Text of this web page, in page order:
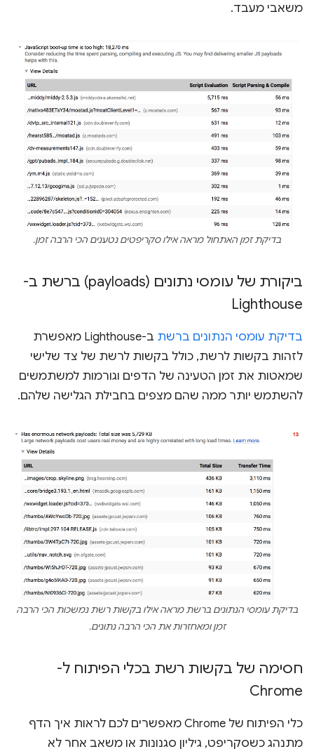
משאבי מעבד.
בדיקת זמן האתחול מראה אילו סקריפטים נטענים הכי הרבה זמן.
ביקורת של עומסי נתונים (payloads) ברשת ב-
Lighthouse
בדיקת עומסי הנתונים ברשת
ב-Lighthouse מאפשרת
לזהות בקשות לרשת, כולל בקשות לרשת של צד שלישי
שמאטות את זמן הטעינה של הדפים וגורמות למשתמשים
להשתמש יותר ממה שהם מצפים בחבילת הגלישה שלהם.
בדיקת עומסי הנתונים ברשת מראה אילו בקשות רשת נמשכות הכי הרבה
זמן ומאחזרות את הכי הרבה נתונים.
חסימה של בקשות רשת בכלי הפיתוח ל-
Chrome
כלי הפיתוח של Chrome מאפשרים לכם לראות איך הדף
מתנהג כשסקריפט, גיליון סגנונות או משאב אחר לא